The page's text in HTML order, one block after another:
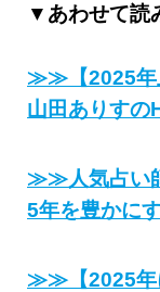
▼あわせて読
≫≫【2025年
山田ありすの
≫≫人気占い
5年を豊かに
≫≫【2025年